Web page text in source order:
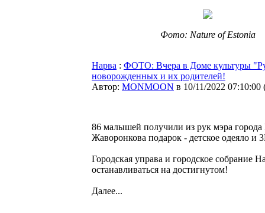
Фото: Nature of Estonia
Нарва : ФОТО: Вчера в Доме культуры
новорожденных и их родителей!
Автор: MONMOON в 10/11/2022 07:10:00
86 малышей получили из рук мэра города
Жаворонкова подарок - детское одеяло
Городская управа и городское собрание
останавливаться на достигнутом!
Далее...